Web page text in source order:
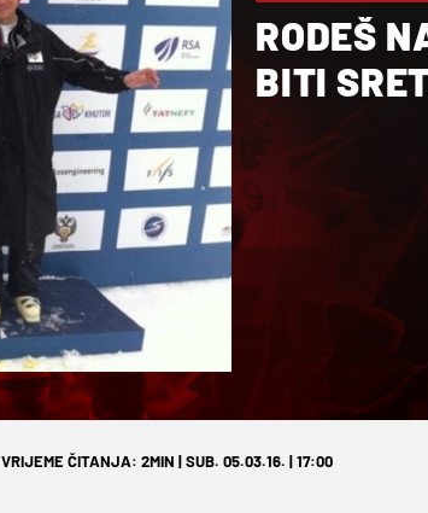
RODEŠ
BITI
VRIJEME ČITANJA: 2MIN | SUB. 05.03.16. | 17:00